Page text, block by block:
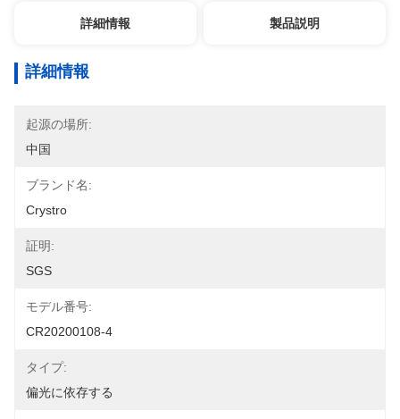
詳細情報 製品説明
詳細情報
起源の場所:
中国
ブランド名:
Crystro
証明:
SGS
モデル番号:
CR20200108-4
タイプ:
偏光に依存する